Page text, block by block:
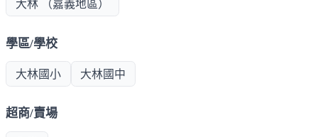
大林 （嘉義地區）
學區/學校
大林國小 大林國中
超商/賣場